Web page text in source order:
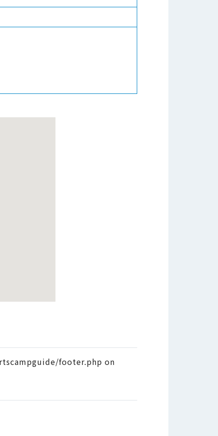
footer.php on